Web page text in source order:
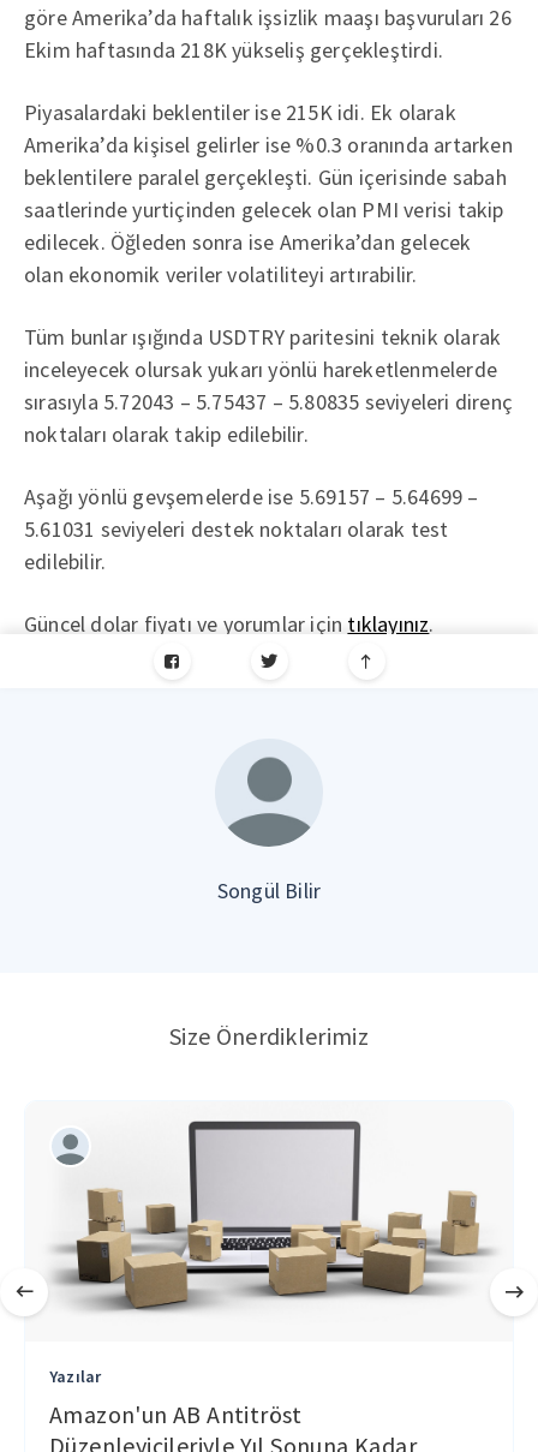
göre Amerika’da haftalık işsizlik maaşı başvuruları 26
Ekim haftasında 218K yükseliş gerçekleştirdi.
Piyasalardaki beklentiler ise 215K idi. Ek olarak
Amerika’da kişisel gelirler ise %0.3 oranında artarken
beklentilere paralel gerçekleşti. Gün içerisinde sabah
saatlerinde yurtiçinden gelecek olan PMI verisi takip
edilecek. Öğleden sonra ise Amerika’dan gelecek
olan ekonomik veriler volatiliteyi artırabilir.
Tüm bunlar ışığında USDTRY paritesini teknik olarak
inceleyecek olursak yukarı yönlü hareketlenmelerde
sırasıyla 5.72043 – 5.75437 – 5.80835 seviyeleri direnç
noktaları olarak takip edilebilir.
Aşağı yönlü gevşemelerde ise 5.69157 – 5.64699 –
5.61031 seviyeleri destek noktaları olarak test
edilebilir.
Güncel dolar fiyatı ve yorumlar için tıklayınız.
Songül Bilir
Size Önerdiklerimiz
Yazılar
Amazon'un AB Antitröst
Düzenleyicileriyle Yıl Sonuna Kadar